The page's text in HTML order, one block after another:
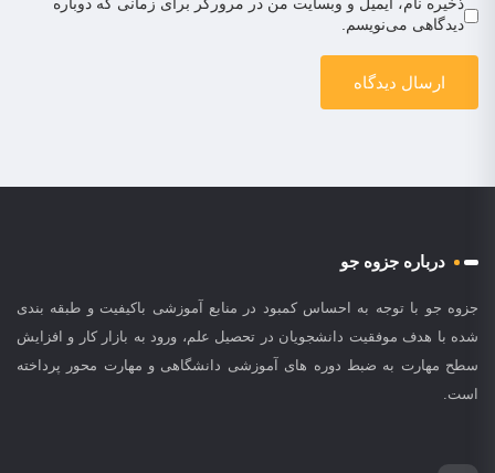
دیدگاهی می‌نویسم.
درباره جزوه جو
جزوه جو با توجه به احساس کمبود در منابع آموزشی باکیفیت و طبقه بندی
شده با هدف موفقیت دانشجویان در تحصیل علم، ورود به بازار کار و افزایش
سطح مهارت به ضبط دوره های آموزشی دانشگاهی و مهارت محور پرداخته
است.